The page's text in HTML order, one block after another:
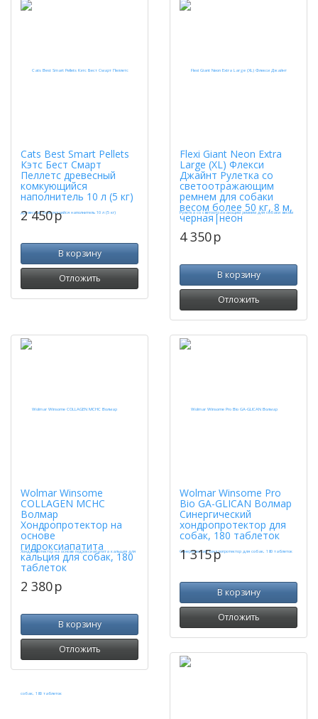
Cats Best Smart Pellets
Кэтс Бест Смарт
Пеллетс древесный
комкующийся
наполнитель 10 л (5 кг)
2 450p
В корзину
Отложить
Flexi Giant Neon Extra
Large (XL) Флекси
Джайнт Рулетка со
светоотражающим
ремнем для собаки
весом более 50 кг, 8 м,
черная|неон
4 350p
В корзину
Отложить
Wolmar Winsome
COLLAGEN MCHC
Волмар
Хондропротектор на
основе
гидроксиапатита
кальция для собак, 180
таблеток
2 380p
В корзину
Отложить
Wolmar Winsome Pro
Bio GA-GLICAN Волмар
Синергический
хондропротектор для
собак, 180 таблеток
1 315p
В корзину
Отложить